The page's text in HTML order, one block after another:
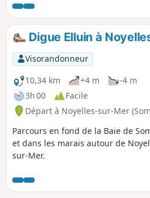
par de sympathiques sentiers
et pâturages vers votre point de
Les habitants de Quesnoy-le-
nomment les Quercitains, d'où le
de cette randonnée. Quant à Cahon,
village de départ et d'arrivée, vous y
trouverez une minoterie encore en
activité et qui fabrique de la farine
une variété est réservée à la
"Avocette" qui est vendue à
Montant, mais également dans
boulangeries de la Somme.
gastronomique et patrimoniale, en
Digue Elluin à
Visorandonneur
10,34 km
+4 m
-4 m
3h 00
Facile
Départ à Noyelles-sur-Mer
Parcours en fond de la Baie de
et dans les marais autour de
sur-Mer.